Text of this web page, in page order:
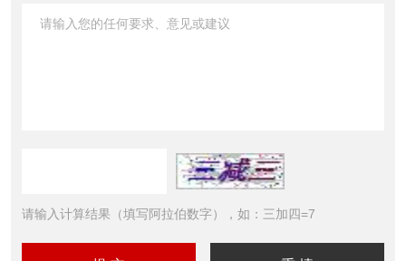
请输入计算结果（填写阿拉伯数字），如：三加四=7